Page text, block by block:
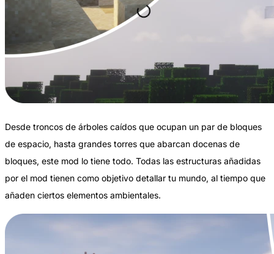
Desde troncos de árboles caídos que ocupan un par de bloques
de espacio, hasta grandes torres que abarcan docenas de
bloques, este mod lo tiene todo. Todas las estructuras añadidas
por el mod tienen como objetivo detallar tu mundo, al tiempo que
añaden ciertos elementos ambientales.